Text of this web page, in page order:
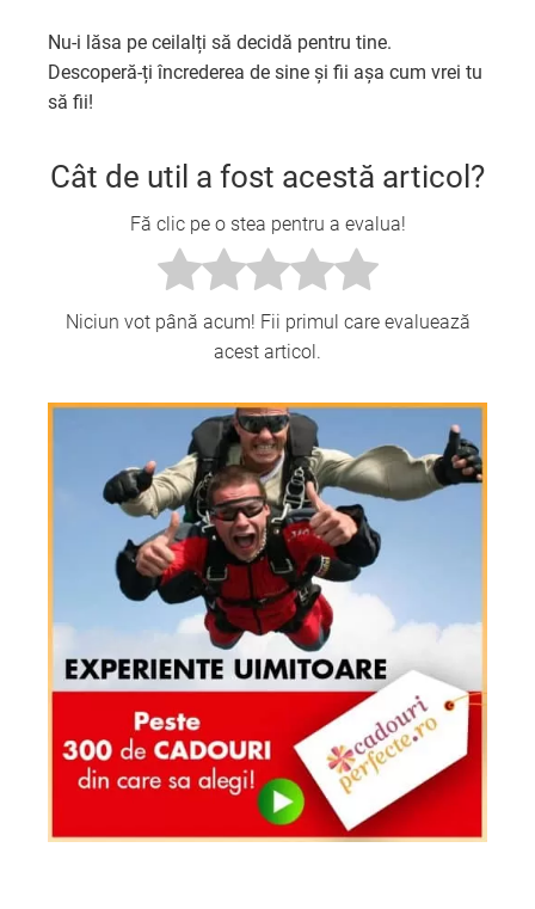
Nu-i lăsa pe ceilalți să decidă pentru tine.
Descoperă-ți încrederea de sine și fii așa cum vrei tu
să fii!
Cât de util a fost acestă articol?
Fă clic pe o stea pentru a evalua!
Niciun vot până acum! Fii primul care evaluează
acest articol.